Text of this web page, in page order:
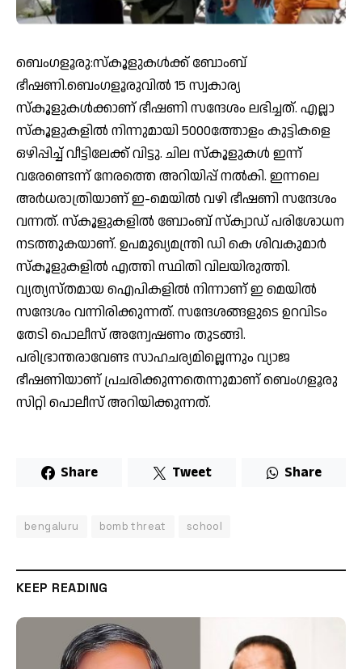
ബെംഗളൂരു:സ്കൂളുകൾക്ക് ബോംബ്
ഭീഷണി.ബെംഗളൂരുവിൽ 15 സ്വകാര്യ
സ്കൂളുകൾക്കാണ് ഭീഷണി സന്ദേശം ലഭിച്ചത്. എല്ലാ
സ്‌കൂളുകളിൽ നിന്നുമായി 5000ത്തോളം കുട്ടികളെ
ഒഴിപ്പിച്ച് വീട്ടിലേക്ക് വിട്ടു. ചില സ്കൂളുകൾ ഇന്ന്
വരേണ്ടെന്ന് നേരത്തെ അറിയിപ്പ് നൽകി. ഇന്നലെ
അർധരാത്രിയാണ് ഇ-മെയിൽ വഴി ഭീഷണി സന്ദേശം
വന്നത്. സ്‌കൂളുകളിൽ ബോംബ് സ്‌ക്വാഡ് പരിശോധന
നടത്തുകയാണ്. ഉപമുഖ്യമന്ത്രി ഡി കെ ശിവകുമാർ
സ്‌കൂളുകളിൽ എത്തി സ്ഥിതി വിലയിരുത്തി.
വ്യത്യസ്തമായ ഐപികളിൽ നിന്നാണ് ഇ മെയിൽ
സന്ദേശം വന്നിരിക്കുന്നത്. സന്ദേശങ്ങളുടെ ഉറവിടം
തേടി പൊലീസ് അന്വേഷണം തുടങ്ങി.
പരിഭ്രാന്തരാവേണ്ട സാഹചര്യമില്ലെന്നും വ്യാജ
ഭീഷണിയാണ് പ്രചരിക്കുന്നതെന്നുമാണ് ബെംഗളൂരു
സിറ്റി പൊലീസ് അറിയിക്കുന്നത്.
Share Tweet Share
bengaluru bomb threat school
KEEP READING